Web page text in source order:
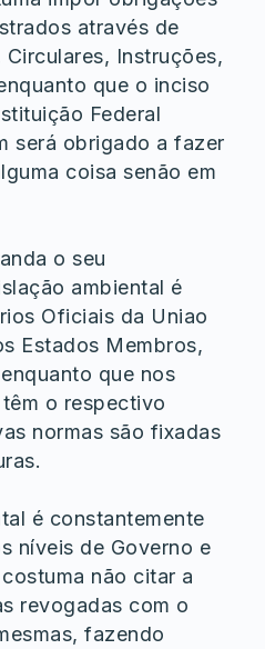
através de
Instruções,
que o inciso
Federal
será obrigado a fazer
coisa senão em
o seu
ambiental é
Oficiais da Uniao
Estados Membros,
que nos
o respectivo
normas são fixadas
é constantemente
níveis de Governo e
não citar a
revogadas com o
fazendo